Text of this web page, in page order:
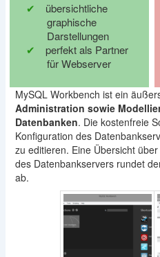
übersichtliche
graphische
Darstellungen
perfekt als Partner
für Webserver
MySQL Workbench ist ein
Administration sowie
Datenbanken. Die kostenfreie
Konfiguration des
zu editieren. Eine Übersicht
des Datenbankservers rundet
ab.